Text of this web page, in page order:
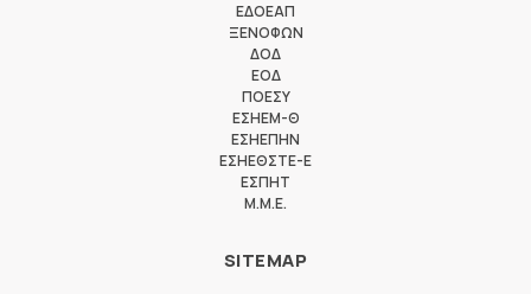
ΕΔΟΕΑΠ
ΞΕΝΟΦΩΝ
ΔΟΔ
ΕΟΔ
ΠΟΕΣΥ
ΕΣΗΕΜ-Θ
ΕΣΗΕΠΗΝ
ΕΣΗΕΘΣΤΕ-Ε
ΕΣΠΗΤ
M.M.E.
SITEMAP